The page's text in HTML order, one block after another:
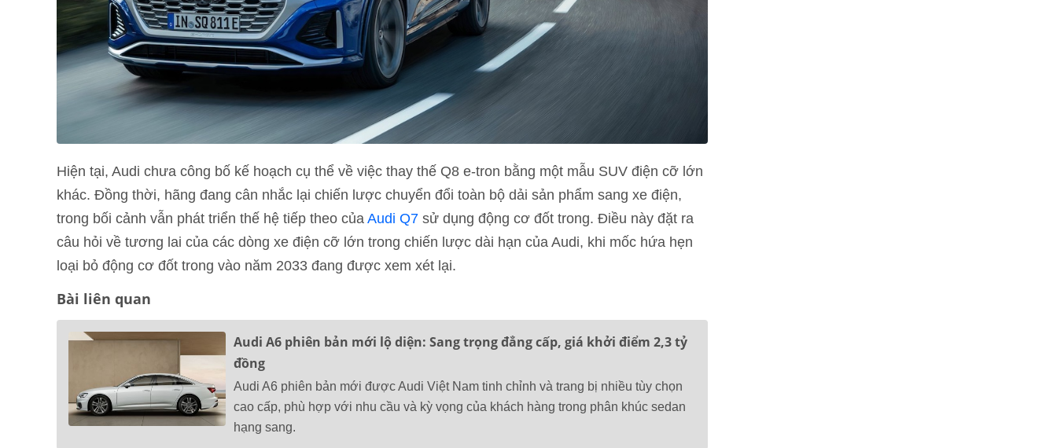
Hiện tại, Audi chưa công bố kế hoạch cụ thể về việc thay thế Q8 e-tron bằng một mẫu SUV điện cỡ lớn
khác. Đồng thời, hãng đang cân nhắc lại chiến lược chuyển đổi toàn bộ dải sản phẩm sang xe điện,
trong bối cảnh vẫn phát triển thế hệ tiếp theo của Audi Q7 sử dụng động cơ đốt trong. Điều này đặt ra
câu hỏi về tương lai của các dòng xe điện cỡ lớn trong chiến lược dài hạn của Audi, khi mốc hứa hẹn
loại bỏ động cơ đốt trong vào năm 2033 đang được xem xét lại.
Bài liên quan
Audi A6 phiên bản mới lộ diện: Sang trọng đẳng cấp, giá khởi điểm 2,3 tỷ
đồng
Audi A6 phiên bản mới được Audi Việt Nam tinh chỉnh và trang bị nhiều tùy chọn
cao cấp, phù hợp với nhu cầu và kỳ vọng của khách hàng trong phân khúc sedan
hạng sang.